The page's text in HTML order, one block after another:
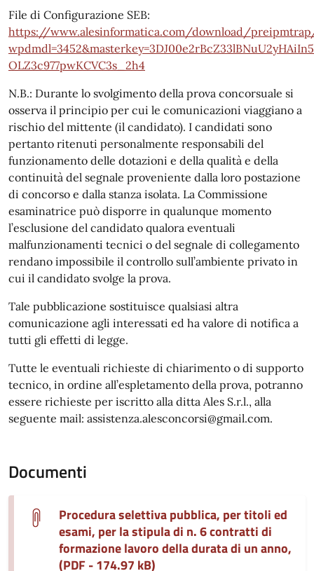
File di Configurazione SEB:
https://www.alesinformatica.com/download/
OLZ3c977pwKCVC3s_2h4
N.B.: Durante lo svolgimento della prova concorsuale si
osserva il principio per cui le comunicazioni viaggiano a
rischio del mittente (il candidato). I candidati sono
pertanto ritenuti personalmente responsabili del
funzionamento delle dotazioni e della qualità e della
continuità del segnale proveniente dalla loro postazione
di concorso e dalla stanza isolata. La Commissione
esaminatrice può disporre in qualunque momento
l’esclusione del candidato qualora eventuali
malfunzionamenti tecnici o del segnale di collegamento
rendano impossibile il controllo sull’ambiente privato in
cui il candidato svolge la prova.
Tale pubblicazione sostituisce qualsiasi altra
comunicazione agli interessati ed ha valore di notifica a
tutti gli effetti di legge.
Tutte le eventuali richieste di chiarimento o di supporto
tecnico, in ordine all’espletamento della prova, potranno
essere richieste per iscritto alla ditta Ales S.r.l., alla
seguente mail: assistenza.alesconcorsi@gmail.com.
Documenti
Procedura selettiva pubblica, per titoli ed
esami, per la stipula di n. 6 contratti di
formazione lavoro della durata di un anno,
(PDF - 174.97 kB)